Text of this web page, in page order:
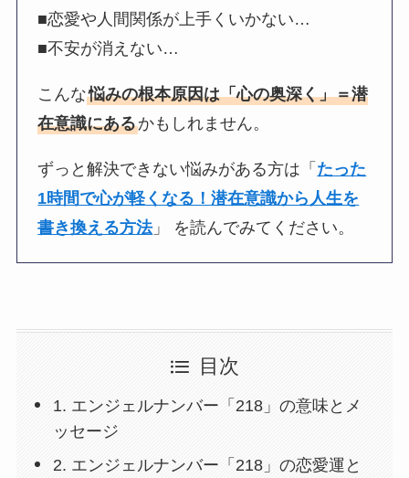
■恋愛や人間関係が上手くいかない…
■不安が消えない…
こんな悩みの根本原因は「心の奥深く」＝潜
在意識にあるかもしれません。
ずっと解決できない悩みがある方は「 たった
1時間で心が軽くなる！潜在意識から人生を
書き換える方法」 を読んでみてください。
目次
1. エンジェルナンバー「218」の意味とメ
ッセージ
2. エンジェルナンバー「218」の恋愛運と